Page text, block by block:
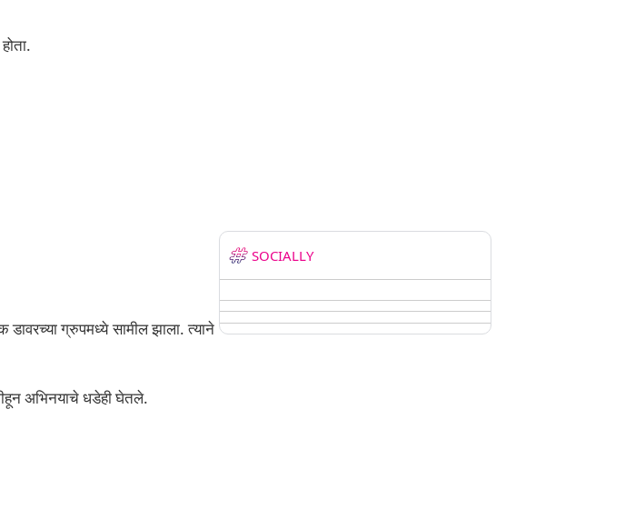
ग्रुपमध्ये सामील झाला. त्याने
अभिनयाचे धडेही घेतले.
SOCIALLY